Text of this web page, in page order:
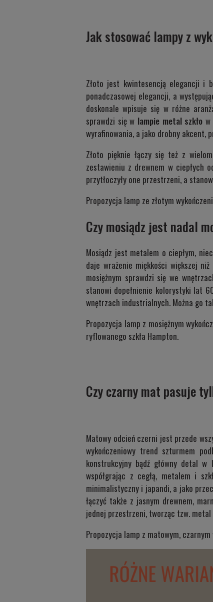
Jak stosować lampy z
Złoto jest kwintesencją elegancji i
ponadczasowej elegancji, a
doskonale wpisuje się w różne
sprawdzi się w lampie metal szkło
wyrafinowania, a jako drobny akcent,
Złoto pięknie łączy się też z
zestawieniu z drewnem w ciepłych
przytłoczyły one przestrzeni, a
Propozycja lamp ze złotym
Czy mosiądz jest nadal
Mosiądz jest metalem o ciepłym,
daje wrażenie miękkości większej
mosiężnym sprawdzi się we
stanowi dopełnienie kolorystyki lat
wnętrzach industrialnych. Można go
Propozycja lamp z mosiężnym
ryflowanego szkła Hampton.
Czy czarny mat pasuje
Matowy odcień czerni jest przede
wykończeniowy trend szturmem
konstrukcyjny bądź główny detal w
współgrając z cegłą, metalem i
minimalistyczny i japandi, a jako
łączyć także z jasnym drewnem,
jednej przestrzeni, tworząc tzw. metal
Propozycja lamp z matowym,